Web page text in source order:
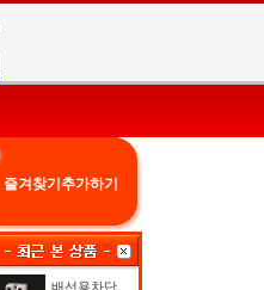
즐겨찾기추가하기
배선용차단